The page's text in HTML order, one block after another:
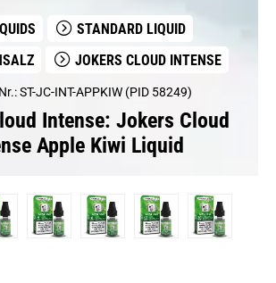
STANDARD LIQUID
JOKERS CLOUD INTENSE
ST-JC-INT-APPKIW (PID 58249)
Intense: Jokers Cloud
Apple Kiwi Liquid